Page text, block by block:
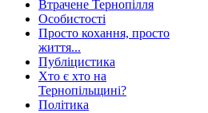
Втрачене Тернопілля
Особистості
Просто кохання, просто
життя...
Публіцистика
Хто є хто на
Тернопільщині?
Політика